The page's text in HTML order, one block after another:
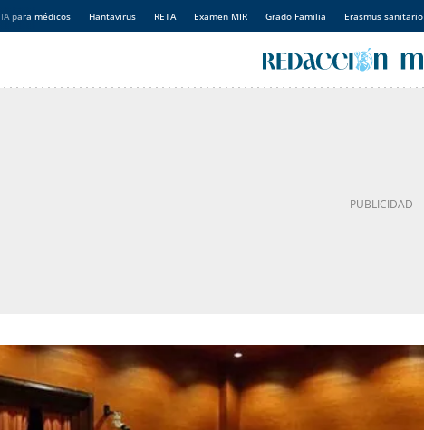
IA para médicos Hantavirus RETA Examen MIR Grado Familia Erasmus sanitario